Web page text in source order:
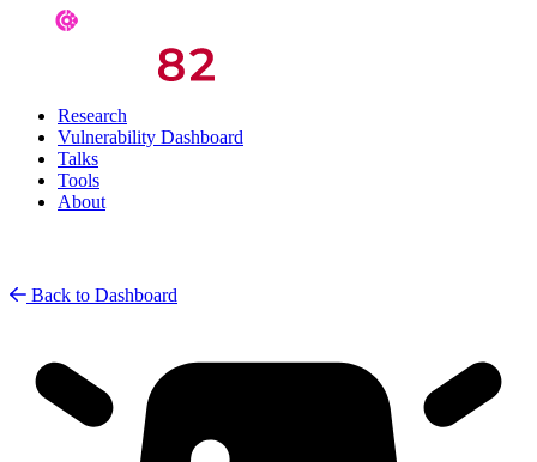
Research
Vulnerability Dashboard
Talks
Tools
About
Back to Dashboard